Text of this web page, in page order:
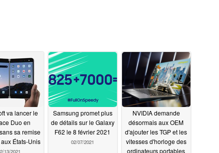
va lancer le
Duo en
sa remise
États-Unis
Samsung promet plus
de détails sur le Galaxy
F62 le 8 février 2021
02/07/2021
NVIDIA demande
désormais aux OEM
d'ajouter les TGP et les
vitesses d'horloge des
ordinateurs portables